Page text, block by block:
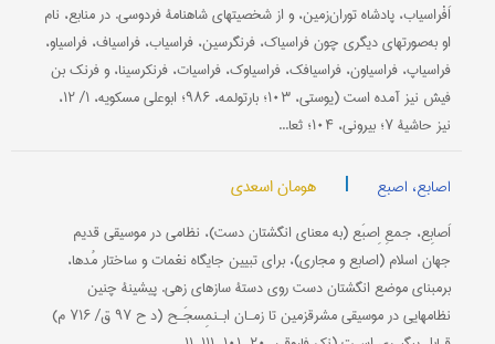
اَفْراسیاب، پادشاه توران‌زمین، و از شخصیتهای شاهنامۀ فردوسی. در منابع، نام
او به‌صورتهای دیگری چون فراسیاک، فرنگرسین، فراسیاب، فراسیاف، فراسیاو،
فراسیاپ، فراسیاون، فراسیافک، فراسیاوک، فراسیات، فرنکرسینا، و فرنک بن
فیش نیز آمده است (یوستی، ۱۰۳؛ بارتولمه، ۹۸۶؛ ابوعلی مسکویه، ۱/ ۱۲،
نیز حاشیۀ ۷؛ بیرونی، ۱۰۴؛ ثعا...
اصابع، اصبع | هومان اسعدی
اَصابِع، جمعِ اِصبَع (به معنای انگشتان دست)، نظامی در موسیقی قدیم
جهان اسلام (اصابع و مجاری)، برای تبیین جایگاه نغمات و ساختار مُدها،
برمبنای موضع انگشتان دست روی دستۀ سازهای زهی. پیشینۀ چنین
نظامهایی در موسیقی مشرق‎زمین تا زمـان ابـن‎مِسجَـح (د ح ۹۷ ق/ ۷۱۶ م)